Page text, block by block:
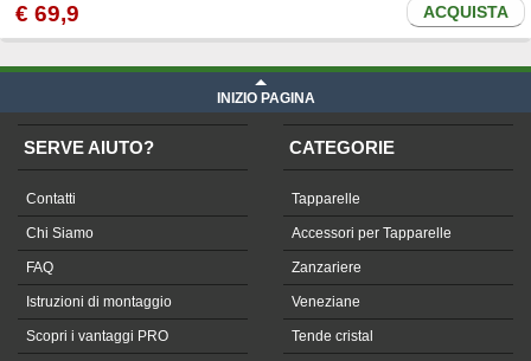
€ 69,9 ACQUISTA
INIZIO PAGINA
SERVE AIUTO?
Contatti
Chi Siamo
FAQ
Istruzioni di montaggio
Scopri i vantaggi PRO
CATEGORIE
Tapparelle
Accessori per Tapparelle
Zanzariere
Veneziane
Tende cristal